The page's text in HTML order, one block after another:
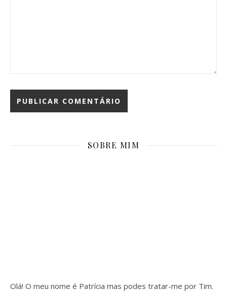
SOBRE MIM
Olá! O meu nome é Patrícia mas podes tratar-me por Tim.